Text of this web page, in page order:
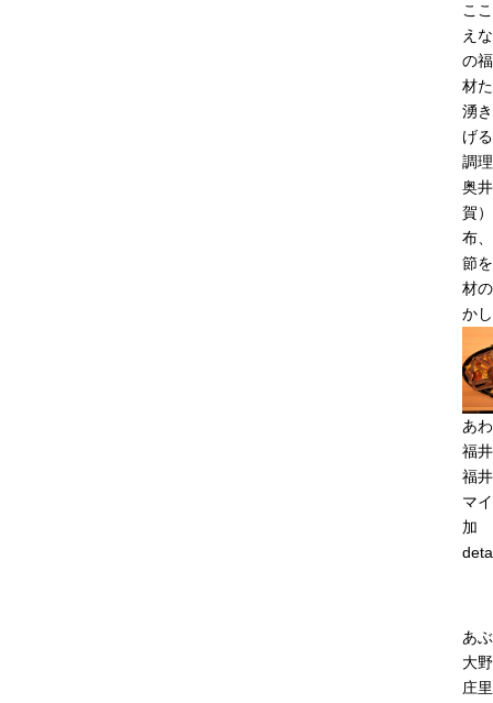
こ
え
の
材
湧
げ
調
奥
賀
布
節
材
か
あ
福
福
マ
加
あ
大
庄